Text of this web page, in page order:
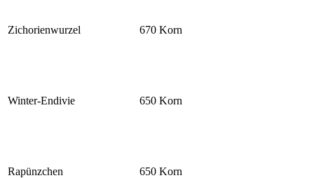
Zichorienwurzel 670 Korn
Winter-Endivie 650 Korn
Rapünzchen 650 Korn